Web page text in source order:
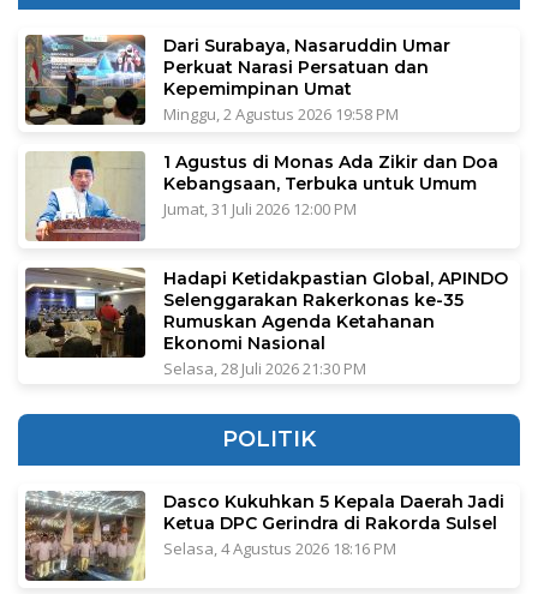
Dari Surabaya, Nasaruddin Umar
Perkuat Narasi Persatuan dan
Kepemimpinan Umat
Minggu, 2 Agustus 2026 19:58 PM
1 Agustus di Monas Ada Zikir dan Doa
Kebangsaan, Terbuka untuk Umum
Jumat, 31 Juli 2026 12:00 PM
Hadapi Ketidakpastian Global, APINDO
Selenggarakan Rakerkonas ke-35
Rumuskan Agenda Ketahanan
Ekonomi Nasional
Selasa, 28 Juli 2026 21:30 PM
POLITIK
Dasco Kukuhkan 5 Kepala Daerah Jadi
Ketua DPC Gerindra di Rakorda Sulsel
Selasa, 4 Agustus 2026 18:16 PM